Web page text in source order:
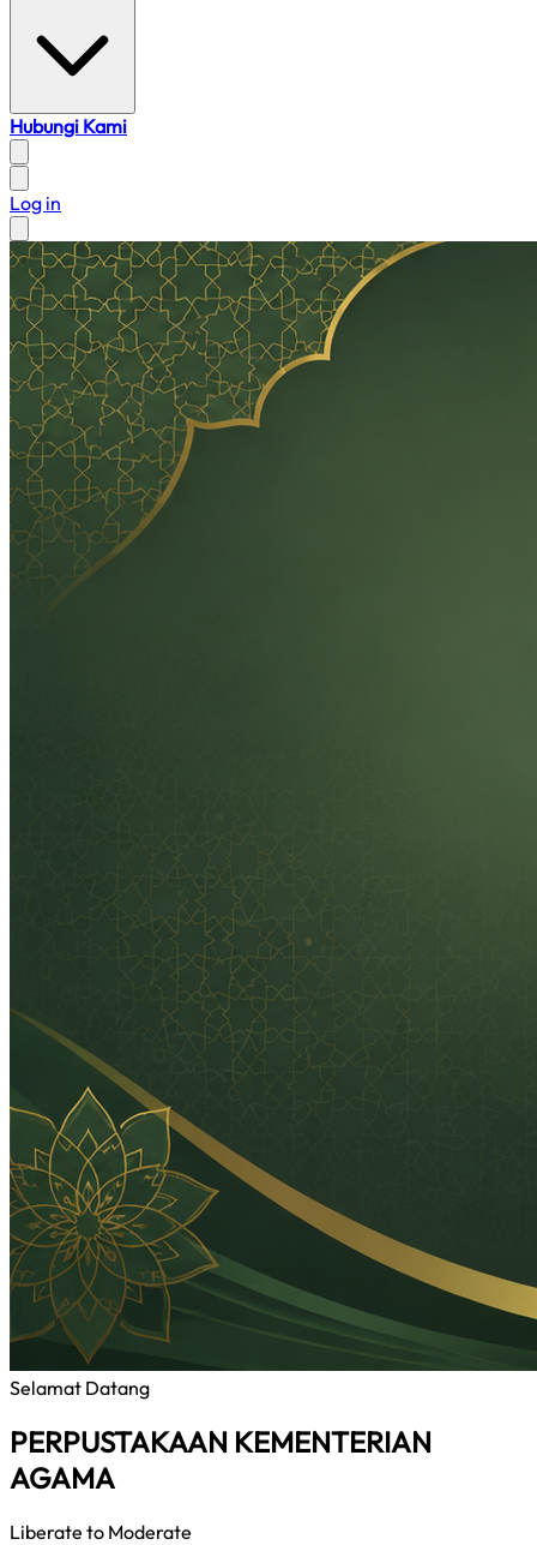
Hubungi Kami
Log in
Selamat Datang
PERPUSTAKAAN KEMENTERIAN
AGAMA
Liberate to Moderate